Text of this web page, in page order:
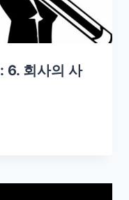
6. 회사의 사